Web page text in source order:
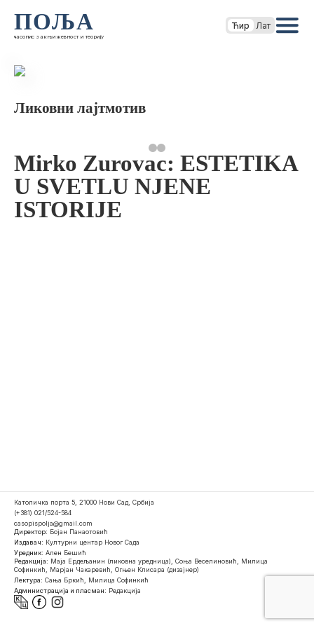
ПОЉА
часопис за књижевност и теорију
Ћир Лат
Ликовни лајтмотив
Mirko Zurovac: ESTETIKA
U SVETLU NJENE
ISTORIJE
Католичка порта 5, 21000 Нови Сад, Србија
(+381) 021/524-584
casopispolja@gmail.com
Директор: Бојан Панаотовић
Издавач: Културни центар Новог Сада
Уредник: Ален Бешић
Редакција: Маја Ердељанин (ликовна уредница), Соња Веселиновић, Милица
Софинкић, Марјан Чакаревић, Огњен Клисара (дизајнер)
Лектура: Сања Бркић, Милица Софинкић
Администрација и пласман: Редакција